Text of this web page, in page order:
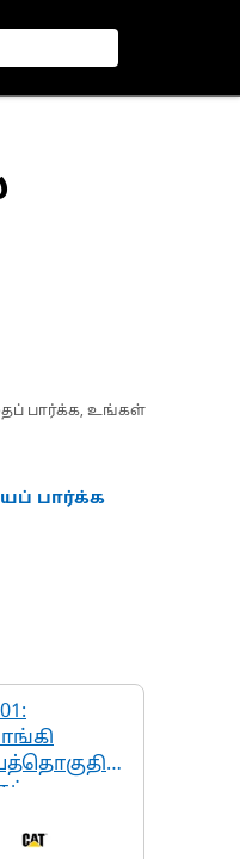
பார்க்க, உங்கள்
பார்க்க